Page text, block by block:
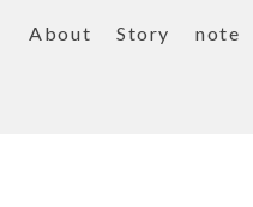
About Story note